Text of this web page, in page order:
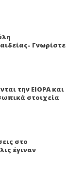
Γνωρίστε
την EIOPA και
στοιχεία
στο
έγιναν